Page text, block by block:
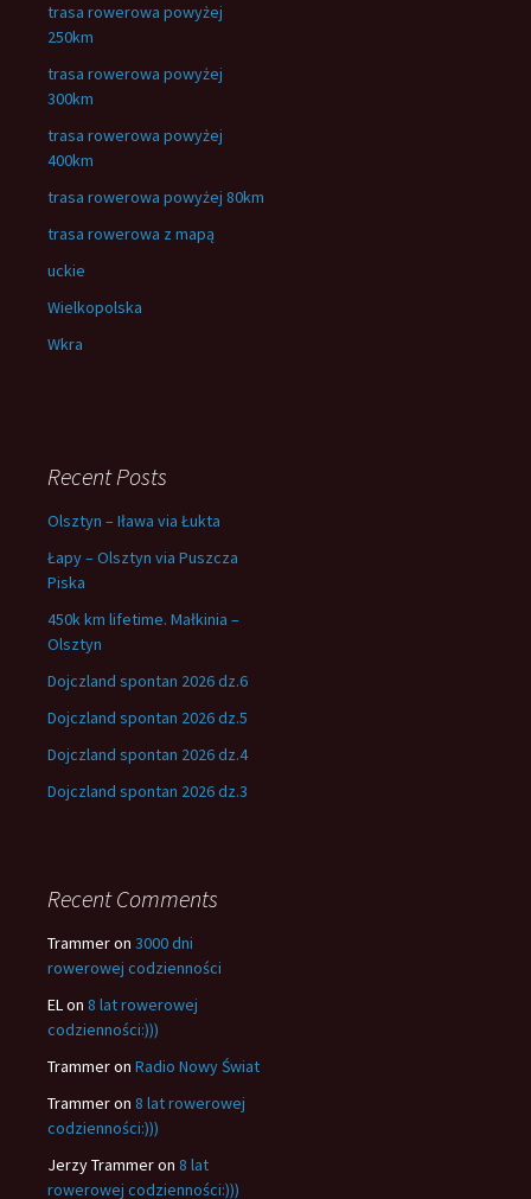
trasa rowerowa powyżej
250km
trasa rowerowa powyżej
300km
trasa rowerowa powyżej
400km
trasa rowerowa powyżej 80km
trasa rowerowa z mapą
uckie
Wielkopolska
Wkra
Recent Posts
Olsztyn – Iława via Łukta
Łapy – Olsztyn via Puszcza
Piska
450k km lifetime. Małkinia –
Olsztyn
Dojczland spontan 2026 dz.6
Dojczland spontan 2026 dz.5
Dojczland spontan 2026 dz.4
Dojczland spontan 2026 dz.3
Recent Comments
Trammeron 3000 dni
rowerowej codzienności
ELon 8 lat rowerowej
codzienności:)))
Trammeron Radio Nowy Świat
Trammeron 8 lat rowerowej
codzienności:)))
Jerzy Trammeron 8 lat
rowerowej codzienności:)))